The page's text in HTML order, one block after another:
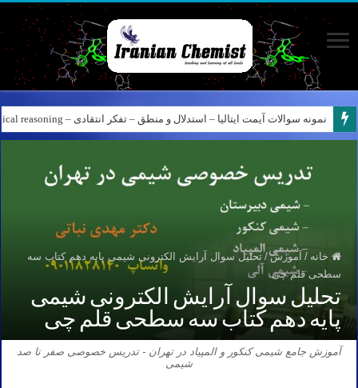
نمونه سوالات آیمت ایتالیا – استدلال و منطق – تفکر انتقادی – Logical reasoning – پارت ۸
کانال آیمت ایتالیا در نرم افزار بله – کانال شیمی آیمت استاد نباتی
خانه / آموزش / تحلیل سوال آرایش الکترونی شیمی پایه دهم کتاب سه
سطحی قلم چی
تحلیل سوال آرایش الکترونی شیمی
پایه دهم کتاب سه سطحی قلم چی
آموزش جامع شیمی کنکور و المپیاد در تهران - تدریس خصوصی صفر تا صد
شیمی